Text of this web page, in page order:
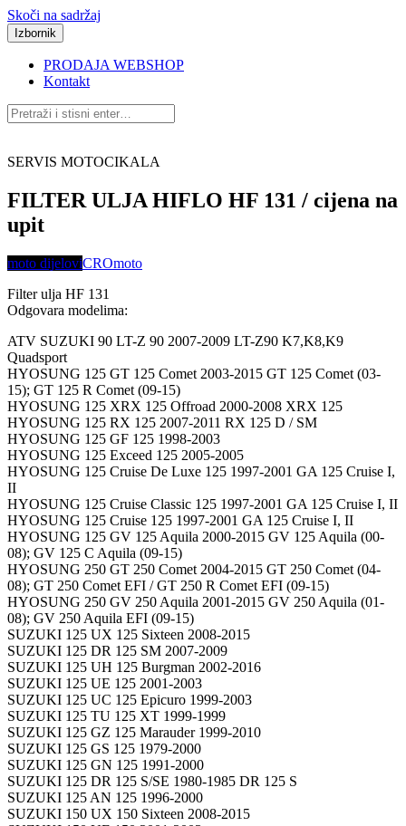
Skoči na sadržaj
Izbornik
PRODAJA WEBSHOP
Kontakt
SERVIS MOTOCIKALA
FILTER ULJA HIFLO HF 131 / cijena na
upit
moto dijeloviCROmoto
Filter ulja HF 131
Odgovara modelima:
ATV SUZUKI 90 LT-Z 90 2007-2009 LT-Z90 K7,K8,K9
Quadsport
HYOSUNG 125 GT 125 Comet 2003-2015 GT 125 Comet (03-
15); GT 125 R Comet (09-15)
HYOSUNG 125 XRX 125 Offroad 2000-2008 XRX 125
HYOSUNG 125 RX 125 2007-2011 RX 125 D / SM
HYOSUNG 125 GF 125 1998-2003
HYOSUNG 125 Exceed 125 2005-2005
HYOSUNG 125 Cruise De Luxe 125 1997-2001 GA 125 Cruise I,
II
HYOSUNG 125 Cruise Classic 125 1997-2001 GA 125 Cruise I, II
HYOSUNG 125 Cruise 125 1997-2001 GA 125 Cruise I, II
HYOSUNG 125 GV 125 Aquila 2000-2015 GV 125 Aquila (00-
08); GV 125 C Aquila (09-15)
HYOSUNG 250 GT 250 Comet 2004-2015 GT 250 Comet (04-
08); GT 250 Comet EFI / GT 250 R Comet EFI (09-15)
HYOSUNG 250 GV 250 Aquila 2001-2015 GV 250 Aquila (01-
08); GV 250 Aquila EFI (09-15)
SUZUKI 125 UX 125 Sixteen 2008-2015
SUZUKI 125 DR 125 SM 2007-2009
SUZUKI 125 UH 125 Burgman 2002-2016
SUZUKI 125 UE 125 2001-2003
SUZUKI 125 UC 125 Epicuro 1999-2003
SUZUKI 125 TU 125 XT 1999-1999
SUZUKI 125 GZ 125 Marauder 1999-2010
SUZUKI 125 GS 125 1979-2000
SUZUKI 125 GN 125 1991-2000
SUZUKI 125 DR 125 S/SE 1980-1985 DR 125 S
SUZUKI 125 AN 125 1996-2000
SUZUKI 150 UX 150 Sixteen 2008-2015